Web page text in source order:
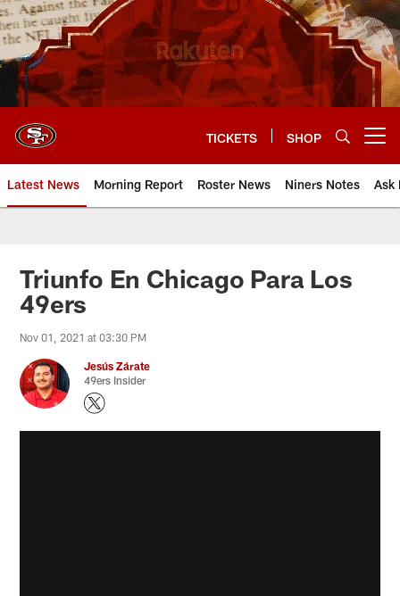
Skip
to
main
content
TICKETS SHOP
Latest News Morning Report Roster News Niners Notes Ask
Triunfo En Chicago Para Los
49ers
Nov 01, 2021 at 03:30 PM
Jesús Zárate
49ers Insider